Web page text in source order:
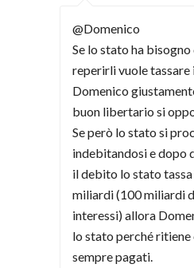
@Domenico
Se lo stato ha
reperirli vuole
Domenico
buon libertario si
Se però lo stato si
indebitandosi e dopo
il debito lo stato
miliardi (100 miliardi
interessi) allora
lo stato perché
sempre pagati.